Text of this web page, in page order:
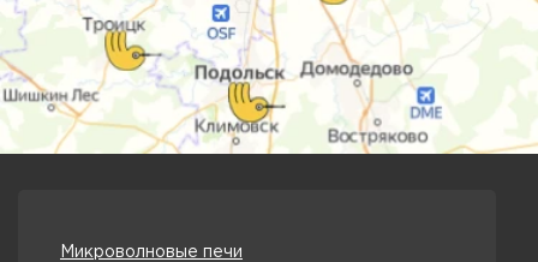
Микроволновые печи